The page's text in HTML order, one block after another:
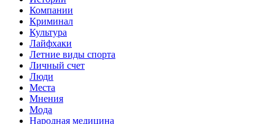
Компании
Криминал
Культура
Лайфхаки
Летние виды спорта
Личный счет
Люди
Места
Мнения
Мода
Народная медицина